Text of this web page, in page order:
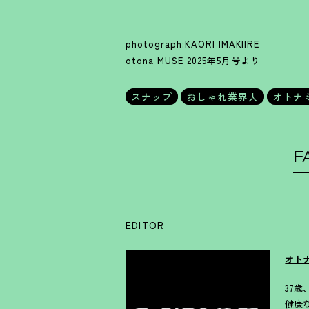
photograph:KAORI IMAKIIRE
otona MUSE 2025年5月号より
スナップ おしゃれ業界人 オトナ
EDITOR
オト
37歳
健康